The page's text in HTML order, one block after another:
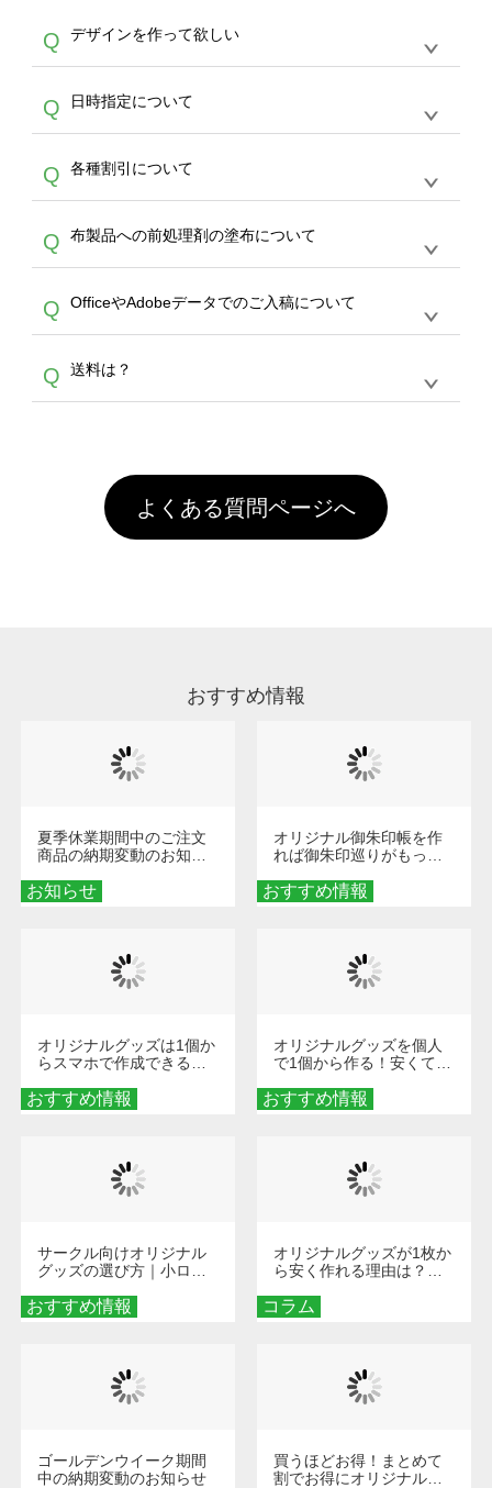
作する数量が多ければ多いほど、オンデマンド
サービスよりも低価格で製作することが可能で
す。
写真などもアップロード可能です。使用できな
い画像はエラーになります。（※ Illustratorか
らの直接入稿には対応していません。AIで保存
し、デザインツールからアップロードして下さ
い）
A
文のみ受け付けております。30個以上のご製
作をお考えの方は、サポートが担当するエコバ
スをご利用頂ければ、電話やFAX、メールなど
でご注文が可能です。
Q デザインを作って欲しい
A
を作って欲しい。などの場合は、製作数量が
30個以上であれば、サポート担当が、デザイ
バッグコンシェル
サー
ビスをご利用ください。(※ 30個以下の場合
は、デザインツールをご利用ください)
Q 日時指定について
A
ん。発送後18時以降に配送業者・伝票番号を
メールでお知らせいたしますので、直接配送業
者にご連絡いただき調整をお願い致します。
Q 各種割引について
A
カート内で自動的に割引(最大50%)が適用され
ます。 【付与ポイント】購入金額の1％が1ポ
イントとして付与され、次回ご注文時に1ポイ
ント＝1円としてお使いいただけます。ポイン
トは発送完了の翌日に付与され、次回ご注文時
からご利用頂けます。ポイントの有効期限は一
年間です。【会員ランク】過去10カ月のご注
文回数により会員ランク割引(最大5%)が適用
頂いても、ログインがされていなければ、ラン
クにカウントがされません。
Q 布製品への前処理剤の塗布について
A
意点（前処理剤）】カラー生地（Tシャツのホ
ワイト、トートバッグのナチュラル、ホワイト
といって、プリントを定着させるための処理剤
を塗布しており、短納期・低価格で商品をお届
害な性質で、水洗いで落とすことが可能です。
お手数ですが、お客様ご自身にて着用前に落と
していただけますようお願いいたします。※1
通常注文・直送機能でのご注文に関わらず、前
Q OfficeやAdobeデータでのご入稿について
A
ません。いずれのデータも該当デザインのみ画
像(JPEG,PNG,GIF,PDF)に変換、またはAdobe
Q 送料は？
引」などによるお値引きで4,000円未満になる
場合は送料がかかりますので、ご注意くださ
い。
よくある質問ページへ
おすすめ情報
お知らせ
夏季休業期間中のご注文
商品の納期変動のお知ら
おすすめ情報
オリジナル御朱印帳を作
れば御朱印巡りがもっと
ダーメイドする魅力と選
び方
おすすめ情報
オリジナルグッズは1個か
らスマホで作成できる！
くなる巾着＆ポーチ活用
術
おすすめ情報
オリジナルグッズを個人
で1個から作る！安くて簡
秘訣
おすすめ情報
サークル向けオリジナル
グッズの選び方｜小ロッ
める秘訣
コラム
オリジナルグッズが1枚か
ら安く作れる理由は？オ
とメリットを解説
ゴールデンウイーク期間
中の納期変動のお知らせ
買うほどお得！まとめて
割でお得にオリジナルグ